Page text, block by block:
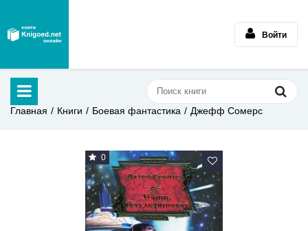
Войти
Главная Книги Боевая фантастика Джефф Сомерс
0